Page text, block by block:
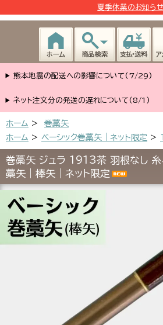
夏季休業のお知らせ
熊本地震の配送への影響について(7/29)
ネット注文分の発送の遅れについて(8/1)
ホーム >
巻藁矢
ホーム > ベーシック巻藁矢｜ネット限定 >
巻藁矢 ジュラ 1913茶 羽根なし
藁矢｜棒矢｜ネット限定